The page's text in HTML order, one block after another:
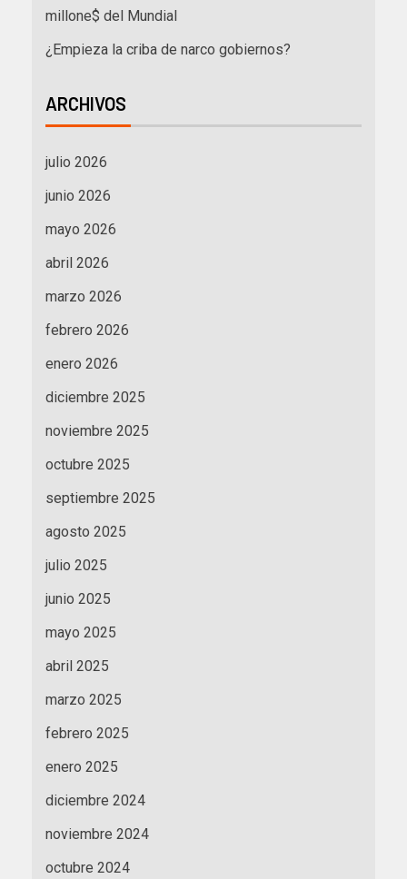
millone$ del Mundial
¿Empieza la criba de narco gobiernos?
ARCHIVOS
julio 2026
junio 2026
mayo 2026
abril 2026
marzo 2026
febrero 2026
enero 2026
diciembre 2025
noviembre 2025
octubre 2025
septiembre 2025
agosto 2025
julio 2025
junio 2025
mayo 2025
abril 2025
marzo 2025
febrero 2025
enero 2025
diciembre 2024
noviembre 2024
octubre 2024